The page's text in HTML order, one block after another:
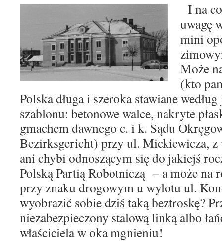
I na
uwagę
mini
Może
(kto
Polska długa i szeroka stawiane
szablonu: betonowe walce, nakryte
gmachem dawnego c. i k. Sądu
Bezirksgericht) przy ul. Mickiewicza, z
ani chybi odnoszącym się do jakiejś
Polską Partią Robotniczą – a może na
przy znaku drogowym u wylotu ul.
wyobrazić sobie dziś taką beztroskę?
niezabezpieczony stalową linką albo
właściciela w oka mgnieniu!